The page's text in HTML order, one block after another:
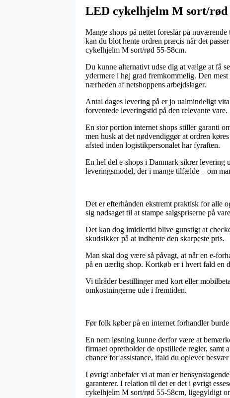
LED cykelhjelm M sort/rød
Mange shops på nettet foreslår på
kan du blot hente ordren præcis når det
cykelhjelm M sort/rød 55-58cm.
Du kunne alternativt udse dig at vælge at få
ydermere i høj grad fremkommelig. Den
nærheden af netshoppens arbejdslager.
Antal dages levering på er jo ualmindeligt
forventede leveringstid på den relevante vare.
En stor portion internet shops stiller garanti
men husk at det nødvendiggør at ordren
afsted inden logistikpersonalet har fyraften.
En hel del e-shops i Danmark sikrer levering
leveringsmodel, der i mange tilfælde – om
Det er efterhånden ekstremt praktisk for alle
sig nødsaget til at stampe salgspriserne på
Det kan dog imidlertid blive gunstigt at
skudsikker på at indhente den skarpeste pris.
Man skal dog være så påvagt, at når en e-
på en uærlig shop. Kortkøb er i hvert fald en
Vi tilråder bestillinger med kort eller
omkostningerne ude i fremtiden.
Før folk køber på en internet forhandler
En nem løsning kunne derfor være at
firmaet opretholder de opstillede regler, samt
chance for assistance, ifald du oplever
I øvrigt anbefaler vi at man er
garanterer. I relation til det er det i øvrigt
cykelhjelm M sort/rød 55-58cm, ligegyldigt